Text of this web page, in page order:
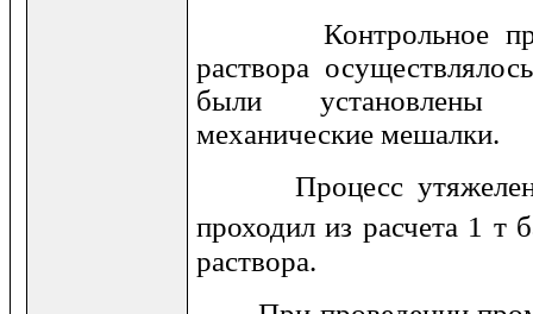
Контрольное
раствора
были установлены
механические мешалки.
Процесс
проходил из расчета 1 т
раствора.